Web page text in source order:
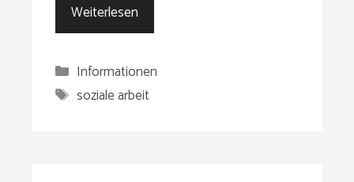
Weiterlesen
Kategorien
Informationen
Schlagwörter
soziale arbeit